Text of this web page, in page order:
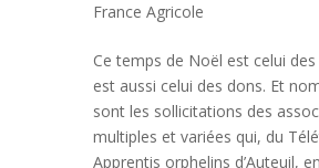
France Agricole
Ce temps de Noël est celui des
est aussi celui des dons. Et
sont les sollicitations des
multiples et variées qui, du
Apprentis orphelins d’Auteuil,